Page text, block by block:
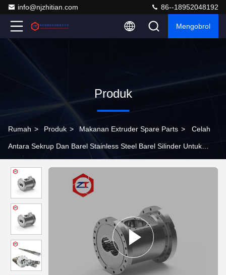
info@njzhitian.com 86--18952048192
Mengobrol
Produk
Rumah > Produk > Makanan Extruder Spare Parts > Celah
Antara Sekrup Dan Barel Stainless Steel Barel Silinder Untuk